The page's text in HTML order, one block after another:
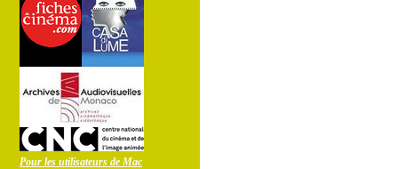
Pour les utilisateurs de Mac